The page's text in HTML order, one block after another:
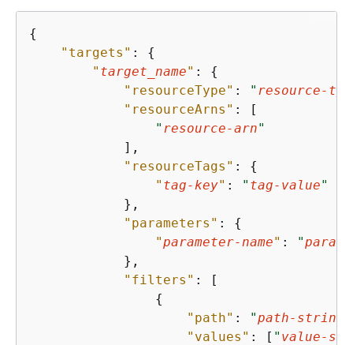
{
"targets" : {
" target_name" : {
"resourceType" : " resource-
"resourceArns" : [
" resource-arn"
            ],
"resourceTags" : {
" tag-key" : " tag-value"
            },
"parameters" : {
"parameter-name" : "
            },
"filters" : [
{
"path" : "path-string
"values" : [ " value-